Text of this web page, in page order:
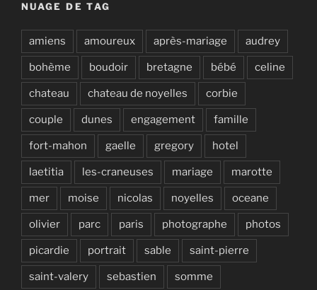
NUAGE DE TAG
amiens amoureux après-mariage audrey
bohème boudoir bretagne bébé celine
chateau chateau de noyelles corbie
couple dunes engagement famille
fort-mahon gaelle gregory hotel
laetitia les-craneuses mariage marotte
mer moise nicolas noyelles oceane
olivier parc paris photographe photos
picardie portrait sable saint-pierre
saint-valery sebastien somme